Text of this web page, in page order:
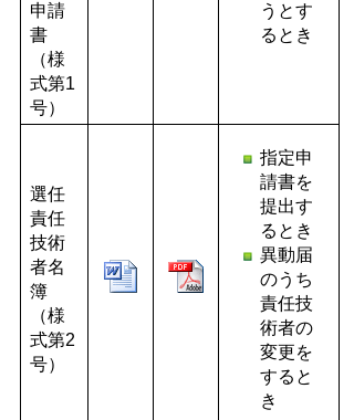
申請
書
（様
式第1
号）
うとす
るとき
選任
責任
技術
者名
簿
（様
式第2
号）
指定申
請書を
提出す
るとき
異動届
のうち
責任技
術者の
変更を
すると
き